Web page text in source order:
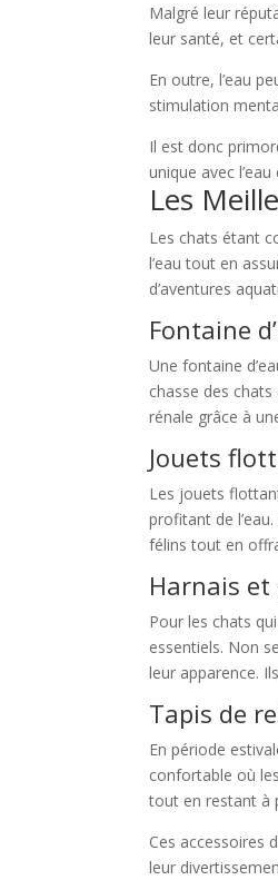
Malgré leur
leur santé, et
En outre, l’eau
stimulation
Il est donc
unique avec
Les
Les chats étant
l’eau tout en
d’aventures
Fontaine
Une fontaine
chasse des
rénale grâce à
Jouets
Les jouets
profitant de
félins tout en
Harnais
Pour les chats
essentiels. Non
leur apparence.
Tapis de
En période
confortable où
tout en restant à
Ces accessoires
leur